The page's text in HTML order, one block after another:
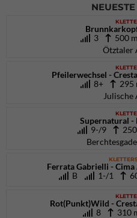
3
500
Ötztaler
Pfeilerwechsel -
8+
295
Julische
Supernatural -
9-/9
Ferrata Gabrielli -
B
1-/1
Rot(Punkt)Wild -
8
310